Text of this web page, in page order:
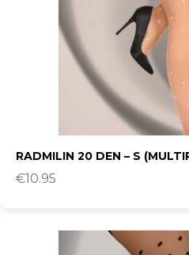
RADMILIN 20 DEN – S
€10.95